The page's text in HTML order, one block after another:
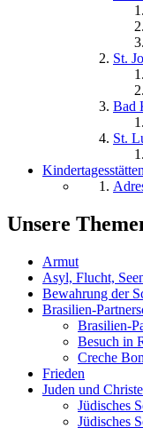
St.
Bad
St.
Kindertagesstätten
Unsere
Armut
Asyl, Flucht,
Bewahrung der
Brasilien-
Brasilien-
Besuch in
Creche
Frieden
Juden und
Jüdisches
Jüdisches